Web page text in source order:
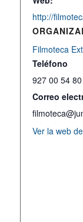
http://
Filmoteca
Teléfono
927 00 54 80
Correo
Ver la web